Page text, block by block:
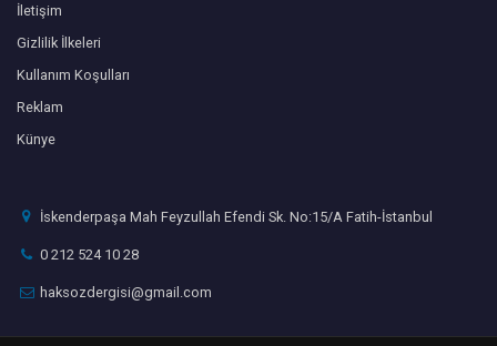
İletişim
Gizlilik İlkeleri
Kullanım Koşulları
Reklam
Künye
İskenderpaşa Mah Feyzullah Efendi Sk. No:15/A Fatih-İstanbul
0 212 524 10 28
haksozdergisi@gmail.com